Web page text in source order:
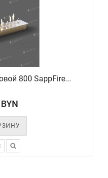
800 SappFire...